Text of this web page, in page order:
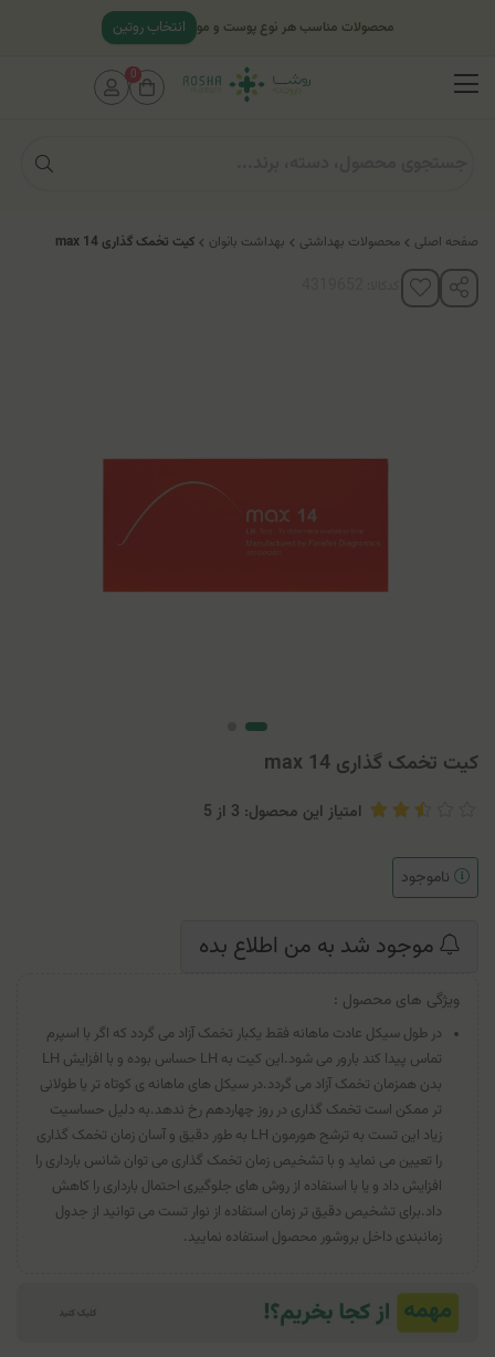
صفحه اصلی محصولات بهداشتی بهداشت بانوان کیت تخمک گذاری max 14
کیت تخمک گذاری max 14
امتیاز این محصول: 3 از 5
ناموجود
موجود شد به من اطلاع بده
ویژگی های محصول :
در طول سیکل عادت ماهانه فقط یکبار تخمک آزاد می گردد که اگر با اسپرم
تماس پیدا کند بارور می شود.این کیت به LH حساس بوده و با افزایش LH
بدن همزمان تخمک آزاد می گردد.در سیکل های ماهانه ی کوتاه تر یا طولانی
تر ممکن است تخمک گذاری در روز چهاردهم رخ ندهد.به دلیل حساسیت
زیاد این تست به ترشح هورمون LH به طور دقیق و آسان زمان تخمک گذاری
را تعیین می نماید و با تشخیص زمان تخمک گذاری می توان شانس بارداری را
افزایش داد و یا با استفاده از روش های جلوگیری احتمال بارداری را کاهش
داد.برای تشخیص دقیق تر زمان استفاده از نوار تست می توانید از جدول
زمانبندی داخل بروشور محصول استفاده نمایید.
محصولات مناسب هر نوع پوست و مو انتخاب روتین
0